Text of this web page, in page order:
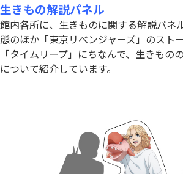
生きもの解説パネル
館内各所に、生きものに関する解説パネ
態のほか「東京リベンジャーズ」のスト
「タイムリープ」にちなんで、生きもの
について紹介しています。